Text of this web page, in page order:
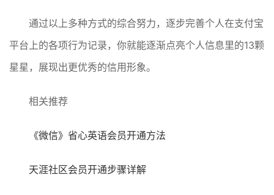
通过以上多种方式的综合努力，逐步完善个人在支付宝
平台上的各项行为记录，你就能逐渐点亮个人信息里的13颗
星星，展现出更优秀的信用形象。
相关推荐
《微信》省心英语会员开通方法
天涯社区会员开通步骤详解